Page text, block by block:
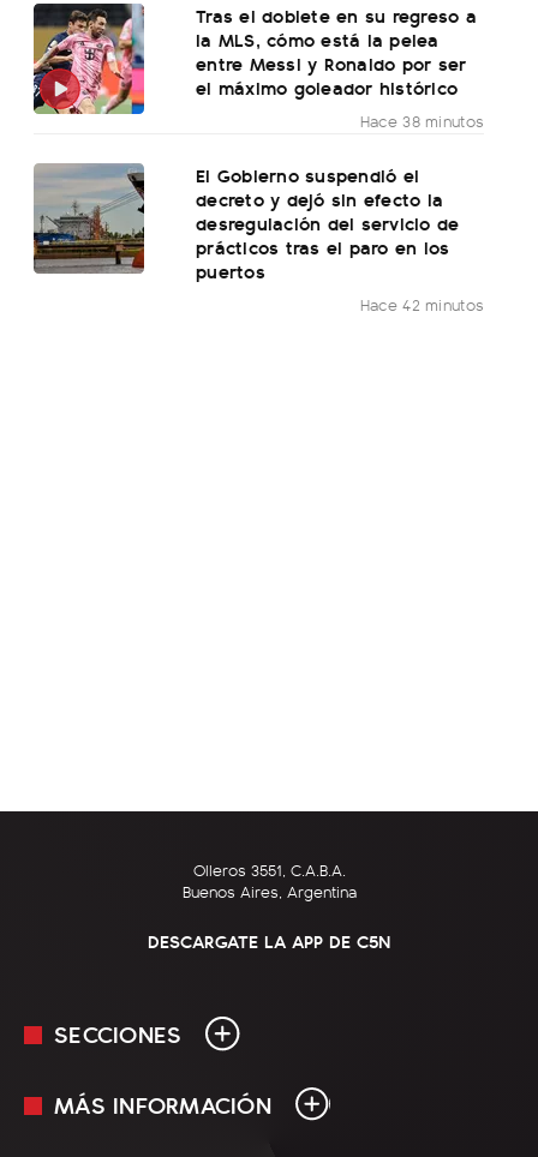
Tras el doblete en su regreso a
la MLS, cómo está la pelea
entre Messi y Ronaldo por ser
el máximo goleador histórico
Hace 38 minutos
El Gobierno suspendió el
decreto y dejó sin efecto la
desregulación del servicio de
prácticos tras el paro en los
puertos
Hace 42 minutos
Olleros 3551, C.A.B.A.
Buenos Aires, Argentina
DESCARGATE LA APP DE C5N
SECCIONES
En Vivo
MÁS INFORMACIÓN